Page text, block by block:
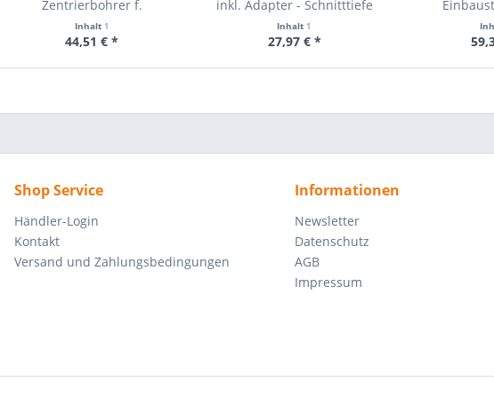
Zentrierbohrer f.
Schnellwechseleinsätze
Inhalt 1
44,51 € *
inkl. Adapter - Schnitttiefe
45mm
Inhalt 1
27,97 € *
Shop Service
Händler-Login
Kontakt
Versand und Zahlungsbedingungen
Informationen
Newsletter
Datenschutz
AGB
Impressum